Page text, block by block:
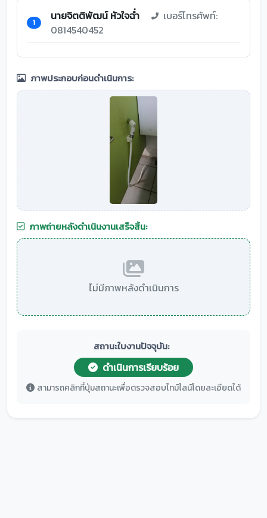
1 นายจิตติพัฒน์ หัวใจฉ่ำ
เบอร์โทรศัพท์:
0814540452
ภาพประกอบก่อนดำเนินการ:
ภาพถ่ายหลังดำเนินงานเสร็จสิ้น:
ไม่มีภาพหลังดำเนินการ
สถานะใบงานปัจจุบัน:
ดำเนินการเรียบร้อย
สามารถคลิกที่ปุ่มสถานะเพื่อตรวจสอบไทม์ไลน์โดยละเอียดได้